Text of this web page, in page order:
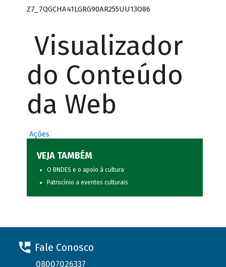
Z7_7QGCHA41LGRG90AR255UU13O86
Visualizador
do Conteúdo
da Web
Ações
VEJA TAMBÉM
O BNDES e o apoio à cultura
Patrocínio a eventos culturais
Fale Conosco
08007026337